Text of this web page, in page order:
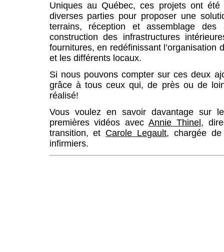
Uniques au Québec, ces projets ont
diverses parties pour proposer une
terrains, réception et assemblage
construction des infrastructures
fournitures, en redéfinissant
et les différents locaux.
Si nous pouvons compter sur ces deux
grâce à tous ceux qui, de près ou de
réalisé!
Vous voulez en savoir davantage sur
premières vidéos avecAnnie Thinel ,
transition, et Carole Legault, chargée
infirmiers.